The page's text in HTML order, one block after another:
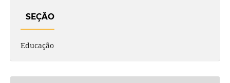
SEÇÃO
Educação